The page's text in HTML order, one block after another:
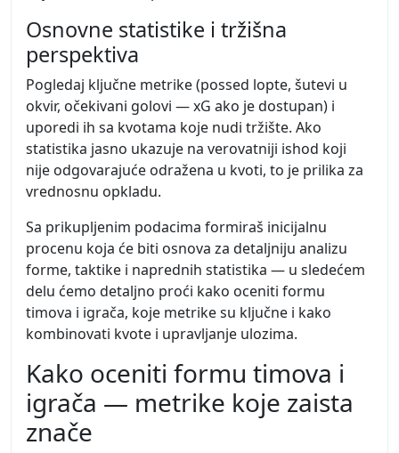
Osnovne statistike i tržišna
perspektiva
Pogledaj ključne metrike (possed lopte, šutevi u
okvir, očekivani golovi — xG ako je dostupan) i
uporedi ih sa kvotama koje nudi tržište. Ako
statistika jasno ukazuje na verovatniji ishod koji
nije odgovarajuće odražena u kvoti, to je prilika za
vrednosnu opkladu.
Sa prikupljenim podacima formiraš inicijalnu
procenu koja će biti osnova za detaljniju analizu
forme, taktike i naprednih statistika — u sledećem
delu ćemo detaljno proći kako oceniti formu
timova i igrača, koje metrike su ključne i kako
kombinovati kvote i upravljanje ulozima.
Kako oceniti formu timova i
igrača — metrike koje zaista
znače